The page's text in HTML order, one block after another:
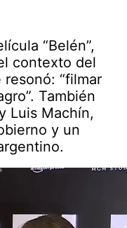
“Belén”,
contexto del
“filmar
También
Luis Machín,
y un